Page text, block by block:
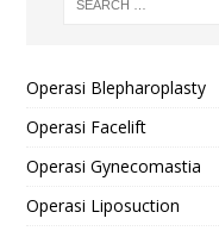
Operasi Blepharoplasty
Operasi Facelift
Operasi Gynecomastia
Operasi Liposuction